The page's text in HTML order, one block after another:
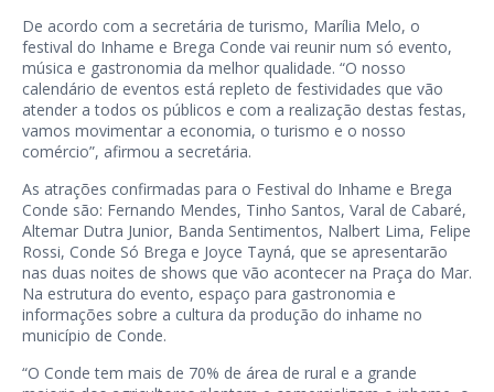
De acordo com a secretária de turismo, Marília Melo, o
festival do Inhame e Brega Conde vai reunir num só evento,
música e gastronomia da melhor qualidade. “O nosso
calendário de eventos está repleto de festividades que vão
atender a todos os públicos e com a realização destas festas,
vamos movimentar a economia, o turismo e o nosso
comércio”, afirmou a secretária.
As atrações confirmadas para o Festival do Inhame e Brega
Conde são: Fernando Mendes, Tinho Santos, Varal de Cabaré,
Altemar Dutra Junior, Banda Sentimentos, Nalbert Lima, Felipe
Rossi, Conde Só Brega e Joyce Tayná, que se apresentarão
nas duas noites de shows que vão acontecer na Praça do Mar.
Na estrutura do evento, espaço para gastronomia e
informações sobre a cultura da produção do inhame no
município de Conde.
“O Conde tem mais de 70% de área de rural e a grande